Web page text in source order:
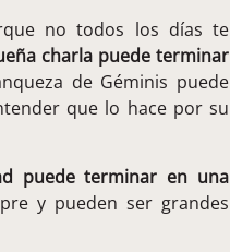
no todos los días te
charla puede terminar
de Géminis puede
que lo hace por su
puede terminar en una
y pueden ser grandes